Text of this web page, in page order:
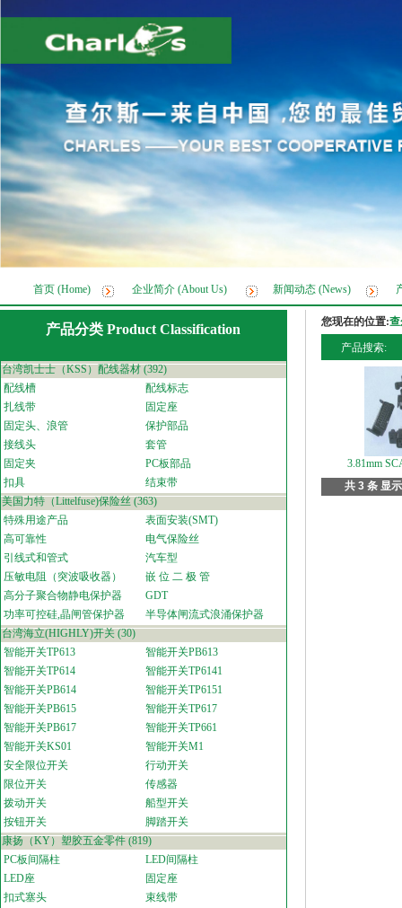
首页 (Home) 企业简介 (About Us) 新闻动态 (News)
产品分类 Product Classification 您现在的位置:
产品搜索:
台湾凯士士（KSS）配线器材 (392)
配线槽
配线标志
扎线带
固定座
固定头、浪管
保护部品
接线头
套管
固定夹
PC板部品
扣具
结束带
美国力特（Littelfuse)保险丝 (363)
特殊用途产品
表面安装(SMT)
高可靠性
电气保险丝
引线式和管式
汽车型
压敏电阻（突波吸收器）
嵌 位 二 极 管
高分子聚合物静电保护器
GDT
功率可控硅,晶闸管保护器
半导体闸流式浪涌保护器
台湾海立(HIGHLY)开关 (30)
智能开关TP613
智能开关PB613
智能开关TP614
智能开关TP6141
智能开关PB614
智能开关TP6151
智能开关PB615
智能开关TP617
智能开关PB617
智能开关TP661
智能开关KS01
智能开关M1
安全限位开关
行动开关
限位开关
传感器
拨动开关
船型开关
按钮开关
脚踏开关
康扬（KY）塑胶五金零件 (819)
PC板间隔柱
LED间隔柱
LED座
固定座
扣式塞头
束线带
3.81mm
共 3 条 显